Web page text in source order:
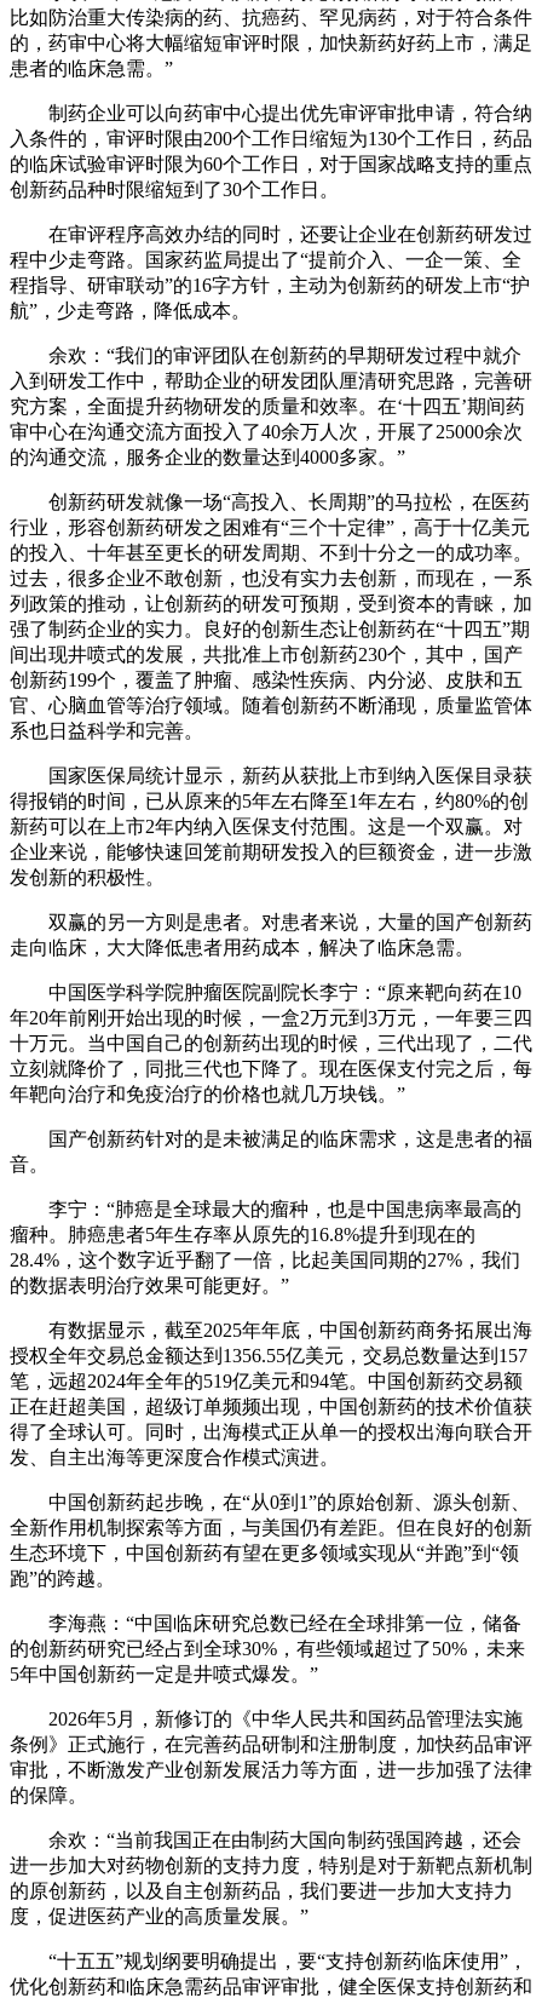
比如防治重大传染病的药、抗癌药、罕见病药，对于符合条件
的，药审中心将大幅缩短审评时限，加快新药好药上市，满足
患者的临床急需。”
制药企业可以向药审中心提出优先审评审批申请，符合纳
入条件的，审评时限由200个工作日缩短为130个工作日，药品
的临床试验审评时限为60个工作日，对于国家战略支持的重点
创新药品种时限缩短到了30个工作日。
在审评程序高效办结的同时，还要让企业在创新药研发过
程中少走弯路。国家药监局提出了“提前介入、一企一策、全
程指导、研审联动”的16字方针，主动为创新药的研发上市“护
航”，少走弯路，降低成本。
余欢：“我们的审评团队在创新药的早期研发过程中就介
入到研发工作中，帮助企业的研发团队厘清研究思路，完善研
究方案，全面提升药物研发的质量和效率。在‘十四五’期间药
审中心在沟通交流方面投入了40余万人次，开展了25000余次
的沟通交流，服务企业的数量达到4000多家。”
创新药研发就像一场“高投入、长周期”的马拉松，在医药
行业，形容创新药研发之困难有“三个十定律”，高于十亿美元
的投入、十年甚至更长的研发周期、不到十分之一的成功率。
过去，很多企业不敢创新，也没有实力去创新，而现在，一系
列政策的推动，让创新药的研发可预期，受到资本的青睐，加
强了制药企业的实力。良好的创新生态让创新药在“十四五”期
间出现井喷式的发展，共批准上市创新药230个，其中，国产
创新药199个，覆盖了肿瘤、感染性疾病、内分泌、皮肤和五
官、心脑血管等治疗领域。随着创新药不断涌现，质量监管体
系也日益科学和完善。
国家医保局统计显示，新药从获批上市到纳入医保目录获
得报销的时间，已从原来的5年左右降至1年左右，约80%的创
新药可以在上市2年内纳入医保支付范围。这是一个双赢。对
企业来说，能够快速回笼前期研发投入的巨额资金，进一步激
发创新的积极性。
双赢的另一方则是患者。对患者来说，大量的国产创新药
走向临床，大大降低患者用药成本，解决了临床急需。
中国医学科学院肿瘤医院副院长李宁：“原来靶向药在10
年20年前刚开始出现的时候，一盒2万元到3万元，一年要三四
十万元。当中国自己的创新药出现的时候，三代出现了，二代
立刻就降价了，同批三代也下降了。现在医保支付完之后，每
年靶向治疗和免疫治疗的价格也就几万块钱。”
国产创新药针对的是未被满足的临床需求，这是患者的福
音。
李宁：“肺癌是全球最大的瘤种，也是中国患病率最高的
瘤种。肺癌患者5年生存率从原先的16.8%提升到现在的
28.4%，这个数字近乎翻了一倍，比起美国同期的27%，我们
的数据表明治疗效果可能更好。”
有数据显示，截至2025年年底，中国创新药商务拓展出海
授权全年交易总金额达到1356.55亿美元，交易总数量达到157
笔，远超2024年全年的519亿美元和94笔。中国创新药交易额
正在赶超美国，超级订单频频出现，中国创新药的技术价值获
得了全球认可。同时，出海模式正从单一的授权出海向联合开
发、自主出海等更深度合作模式演进。
中国创新药起步晚，在“从0到1”的原始创新、源头创新、
全新作用机制探索等方面，与美国仍有差距。但在良好的创新
生态环境下，中国创新药有望在更多领域实现从“并跑”到“领
跑”的跨越。
李海燕：“中国临床研究总数已经在全球排第一位，储备
的创新药研究已经占到全球30%，有些领域超过了50%，未来
5年中国创新药一定是井喷式爆发。”
2026年5月，新修订的《中华人民共和国药品管理法实施
条例》正式施行，在完善药品研制和注册制度，加快药品审评
审批，不断激发产业创新发展活力等方面，进一步加强了法律
的保障。
余欢：“当前我国正在由制药大国向制药强国跨越，还会
进一步加大对药物创新的支持力度，特别是对于新靶点新机制
的原创新药，以及自主创新药品，我们要进一步加大支持力
度，促进医药产业的高质量发展。”
“十五五”规划纲要明确提出，要“支持创新药临床使用”，
优化创新药和临床急需药品审评审批，健全医保支持创新药和